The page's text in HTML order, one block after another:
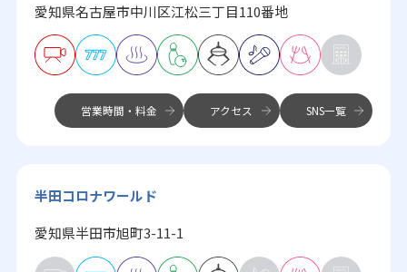
愛知県名古屋市中川区江松三丁目110番地
営業時間・料金 アクセス SNS一覧
半田コロナワールド
愛知県半田市旭町3-11-1